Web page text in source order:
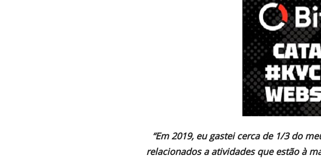
“Em 2019, eu gastei cerca de 1/3 do
relacionados a atividades que estão à